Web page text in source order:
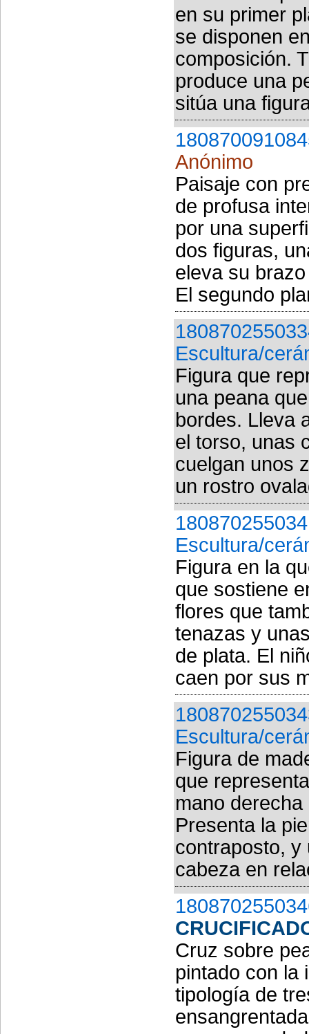
en su primer
se disponen
composición.
produce una
sitúa una
Anónimo
Paisaje con
de profusa
por una
dos figuras,
eleva su
El segundo
Escultura/
Figura que
una peana
bordes. Lleva
el torso, unas
cuelgan unos
un rostro
Escultura/
Figura en la
que sostiene
flores que
tenazas y
de plata. El
caen por sus
Escultura/
Figura de
que
mano
Presenta la
contraposto, y
cabeza en
Cruz sobre
pintado con la
tipología de